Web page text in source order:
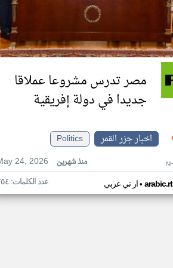
مصر تدرس مشروعا عملاقا
جديدا في دولة إفريقية
اخبار جزر القمر
Politics
24, 2026
منذ شهرين
ار تي عربي• عدد الكلمات: ٢٥٤